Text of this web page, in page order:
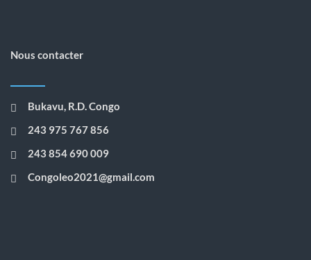
Nous contacter
Bukavu, R.D. Congo
243 975 767 856
243 854 690 009
Congoleo2021@gmail.com